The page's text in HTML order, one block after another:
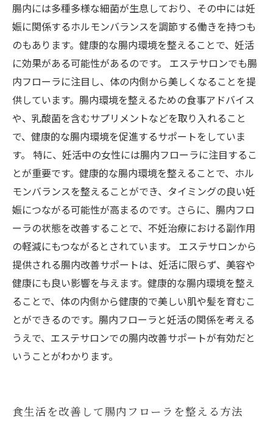
腸内には多種多様な細菌が生息しており、その中には妊
娠に関係するホルモンバランスを調節する働きを持つも
のもあります。健康的な腸内環境を整えることで、妊活
に効果がある可能性があるのです。 エステサロンでも腸
内フローラに注目し、体の内側から美しくなることを提
供しています。腸内環境を整えるための食事アドバイス
や、乳酸菌を含むサプリメントなどを取り入れること
で、健康的な腸内環境を促進するサポートをしていま
す。 特に、妊活中の女性には腸内フローラに注目するこ
とが重要です。健康的な腸内環境を整えることで、ホル
モンバランスを整えることができ、タイミングの良い妊
娠につながる可能性が高まるのです。さらに、腸内フロ
ーラの状態を改善することで、不妊治療における副作用
の軽減にもつながるとされています。 エステサロンから
提供される腸内改善サポートは、妊活に限らず、美容や
健康にも良い影響を与えます。健康的な腸内環境を整え
ることで、体の内側から健康的で美しい肌や髪を育むこ
とができるのです。腸内フローラと妊活の関係を考える
うえで、エステサロンでの腸内改善サポートが有効だと
いうことがわかります。
食生活を改善して腸内フローラを整える方法